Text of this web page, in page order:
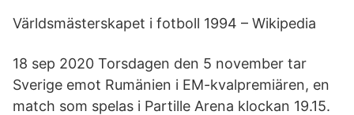
Världsmästerskapet i fotboll 1994 – Wikipedia
18 sep 2020 Torsdagen den 5 november tar
Sverige emot Rumänien i EM-kvalpremiären, en
match som spelas i Partille Arena klockan 19.15.